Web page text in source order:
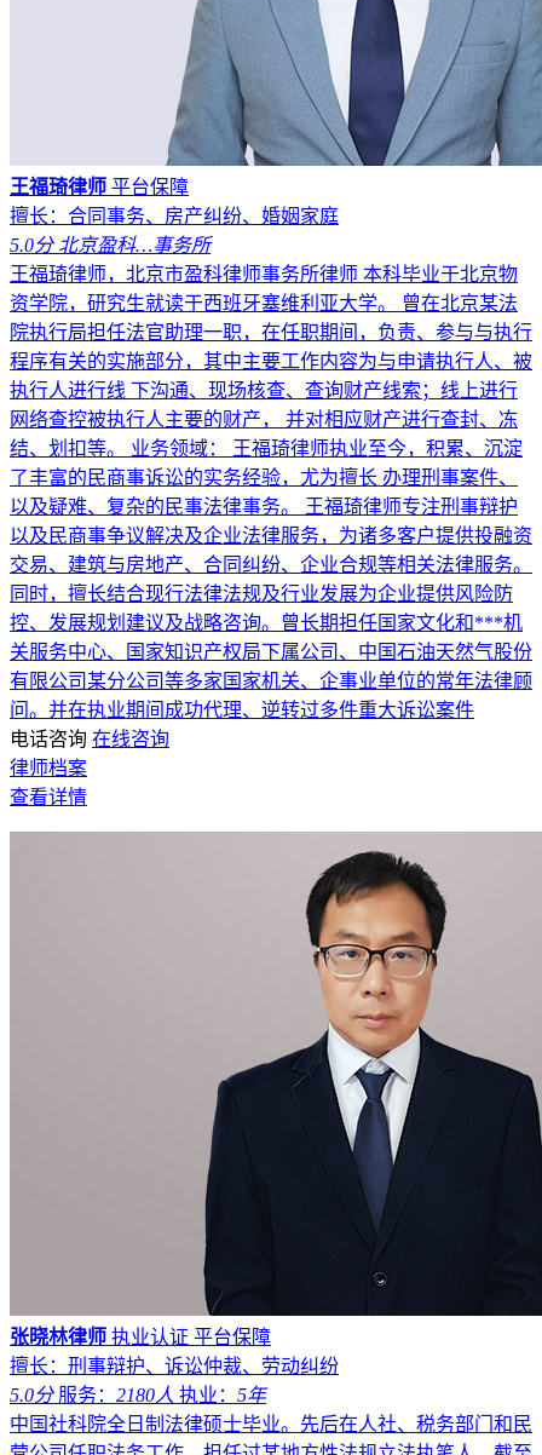
王福琦律师 平台保障
擅长：合同事务、房产纠纷、婚姻家庭
5.0分 北京盈科…事务所
王福琦律师，北京市盈科律师事务所律师 本科毕业于北京物
资学院，研究生就读于西班牙塞维利亚大学。 曾在北京某法
院执行局担任法官助理一职，在任职期间，负责、参与与执行
程序有关的实施部分，其中主要工作内容为与申请执行人、被
执行人进行线 下沟通、现场核查、查询财产线索；线上进行
网络查控被执行人主要的财产， 并对相应财产进行查封、冻
结、划扣等。 业务领域： 王福琦律师执业至今，积累、沉淀
了丰富的民商事诉讼的实务经验，尤为擅长 办理刑事案件、
以及疑难、复杂的民事法律事务。 王福琦律师专注刑事辩护
以及民商事争议解决及企业法律服务，为诸多客户提供投融资
交易、建筑与房地产、合同纠纷、企业合规等相关法律服务。
同时，擅长结合现行法律法规及行业发展为企业提供风险防
控、发展规划建议及战略咨询。曾长期担任国家文化和***机
关服务中心、国家知识产权局下属公司、中国石油天然气股份
有限公司某分公司等多家国家机关、企事业单位的常年法律顾
问。并在执业期间成功代理、逆转过多件重大诉讼案件
电话咨询 在线咨询
律师档案
查看详情
张晓林律师 执业认证 平台保障
擅长：刑事辩护、诉讼仲裁、劳动纠纷
5.0分 服务： 2180人 执业： 5年
中国社科院全日制法律硕士毕业。先后在人社、税务部门和民